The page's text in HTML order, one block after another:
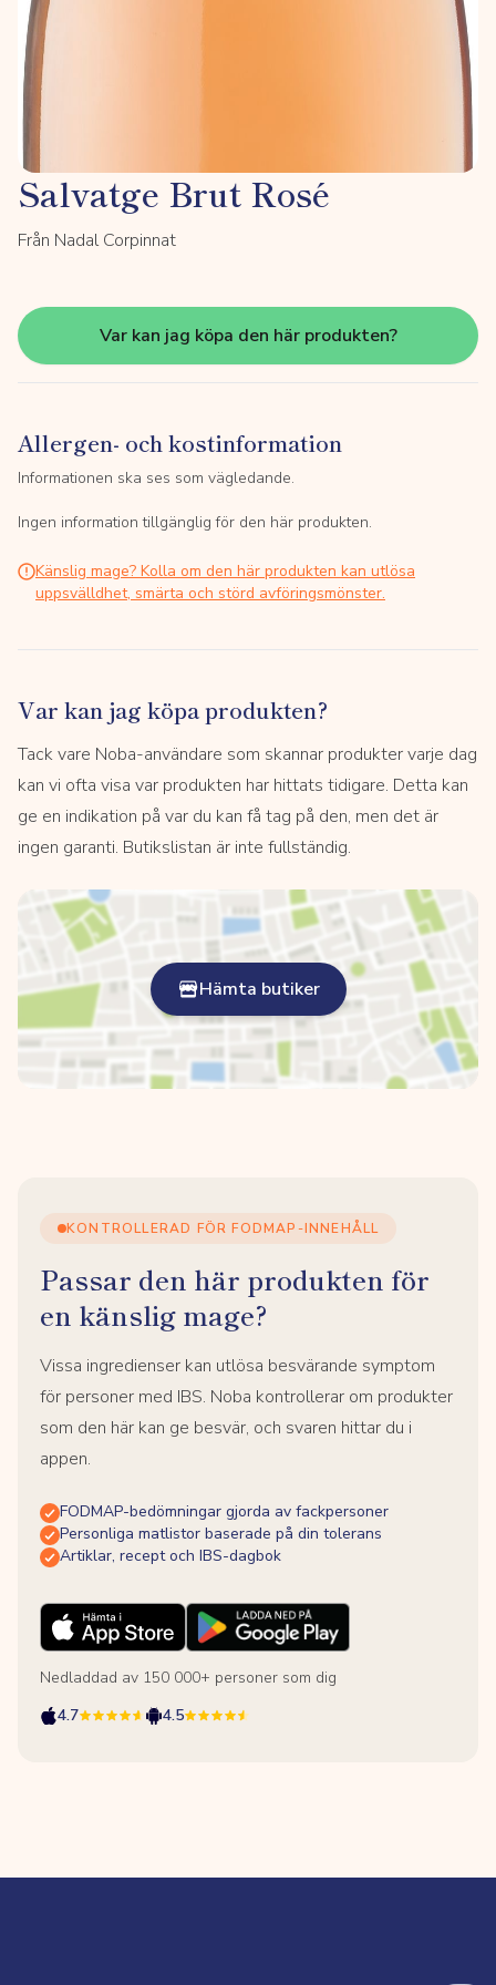
Salvatge Brut Rosé
Från Nadal Corpinnat
Var kan jag köpa den här produkten?
Allergen- och kostinformation
Informationen ska ses som vägledande.
Ingen information tillgänglig för den här produkten.
Känslig mage? Kolla om den här produkten kan utlösa
uppsvälldhet, smärta och störd avföringsmönster.
Var kan jag köpa produkten?
Tack vare Noba-användare som skannar produkter varje dag
kan vi ofta visa var produkten har hittats tidigare. Detta kan
ge en indikation på var du kan få tag på den, men det är
ingen garanti. Butikslistan är inte fullständig.
Hämta butiker
KONTROLLERAD FÖR FODMAP-INNEHÅLL
Passar den här produkten för
en känslig mage?
Vissa ingredienser kan utlösa besvärande symptom
för personer med IBS. Noba kontrollerar om produkter
som den här kan ge besvär, och svaren hittar du i
appen.
FODMAP-bedömningar gjorda av fackpersoner
Personliga matlistor baserade på din tolerans
Artiklar, recept och IBS-dagbok
Nedladdad av 150 000+ personer som dig
4.7
4.5